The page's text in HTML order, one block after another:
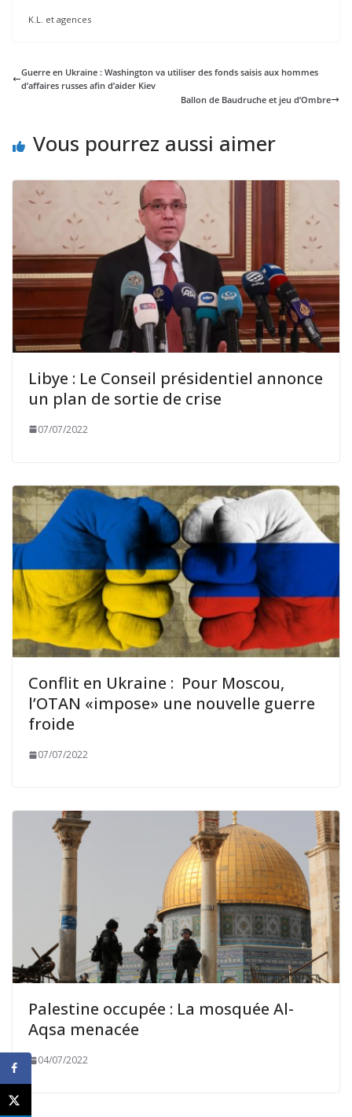
K.L. et agences
Guerre en Ukraine : Washington va utiliser des fonds saisis aux hommes
d’affaires russes afin d’aider Kiev
Ballon de Baudruche et jeu d’Ombre
Vous pourrez aussi aimer
Libye : Le Conseil présidentiel annonce
un plan de sortie de crise
07/07/2022
Conflit en Ukraine : Pour Moscou,
l’OTAN «impose» une nouvelle guerre
froide
07/07/2022
Palestine occupée : La mosquée Al-
Aqsa menacée
04/07/2022